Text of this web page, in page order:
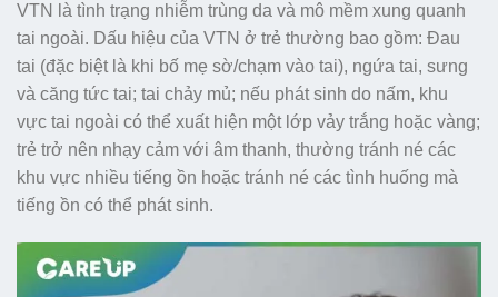
VTN là tình trạng nhiễm trùng da và mô mềm xung quanh
tai ngoài. Dấu hiệu của VTN ở trẻ thường bao gồm: Đau
tai (đặc biệt là khi bố mẹ sờ/chạm vào tai), ngứa tai, sưng
và căng tức tai; tai chảy mủ; nếu phát sinh do nấm, khu
vực tai ngoài có thể xuất hiện một lớp vảy trắng hoặc vàng;
trẻ trở nên nhạy cảm với âm thanh, thường tránh né các
khu vực nhiều tiếng ồn hoặc tránh né các tình huống mà
tiếng ồn có thể phát sinh.